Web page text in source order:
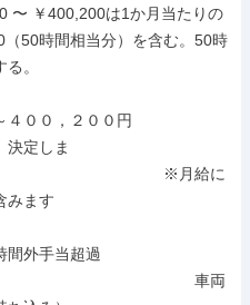
〜 ￥400,200は1か月当たりの
50時間相当分）を含む。50時
。
４００，２００円
決定しま
　　　　　　　　　　※月給に
みます
間外手当超過
　　　　　　　　　　　車両